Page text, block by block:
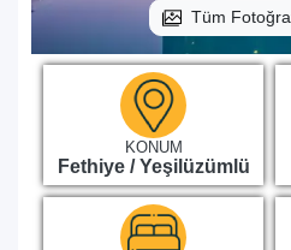
Tüm
KONUM
Fethiye / Yeşilüzümlü